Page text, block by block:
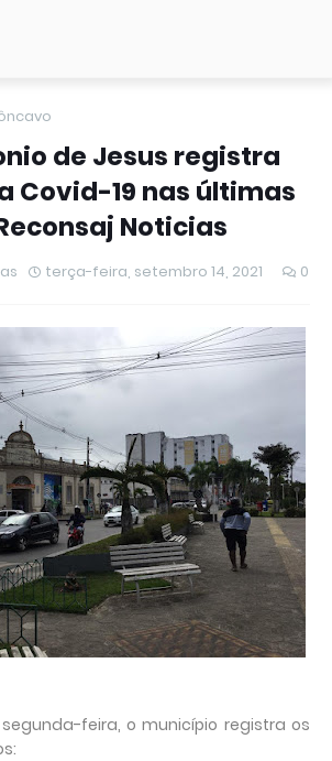
de Jesus registra
Covid-19 nas últimas
Noticias
terça-feira, setembro 14, 2021 0
feira, o município registra os